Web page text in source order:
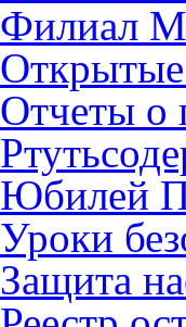
Филиал
Отчеты о
Юбилей
Уроки
Защита